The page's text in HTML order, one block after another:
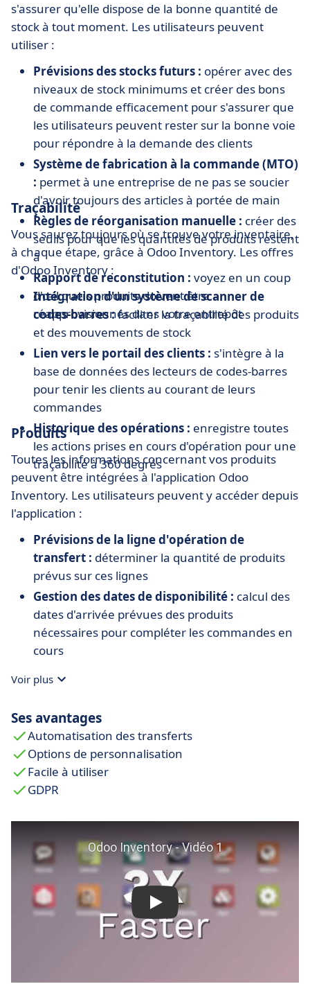
s'assurer qu'elle dispose de la bonne quantité de
stock à tout moment. Les utilisateurs peuvent
utiliser :
Prévisions des stocks futurs : opérer avec des
niveaux de stock minimums et créer des bons
de commande efficacement pour s'assurer que
les utilisateurs peuvent rester sur la bonne voie
pour répondre à la demande des clients
Système de fabrication à la commande (MTO)
: permet à une entreprise de ne pas se soucier
d'avoir toujours des articles à portée de main
Règles de réorganisation manuelle : créer des
seuils pour que les quantités de produits restent
à
Rapport de reconstitution : voyez en un coup
d'œil quels produits doivent être
réapprovisionnés dans votre entrepôt
Traçabilité
Vous saurez toujours où se trouve votre inventaire,
à chaque étape, grâce à Odoo Inventory. Les offres
d'Odoo Inventory :
Intégration d'un système de scanner de
codes-barres :faciliter la traçabilité des produits
et des mouvements de stock
Lien vers le portail des clients : s'intègre à la
base de données des lecteurs de codes-barres
pour tenir les clients au courant de leurs
commandes
Historique des opérations : enregistre toutes
les actions prises en cours d'opération pour une
traçabilité à 360 degrés
Produits
Toutes les informations concernant vos produits
peuvent être intégrées à l'application Odoo
Inventory. Les utilisateurs peuvent y accéder depuis
l'application :
Prévisions de la ligne d'opération de
transfert : déterminer la quantité de produits
prévus sur ces lignes
Gestion des dates de disponibilité : calcul des
dates d'arrivée prévues des produits
nécessaires pour compléter les commandes en
cours
vente :
grâce au système tout-en-un d'Odoo.
Voir plus
Ses avantages
Automatisation des transferts
Options de personnalisation
Facile à utiliser
GDPR